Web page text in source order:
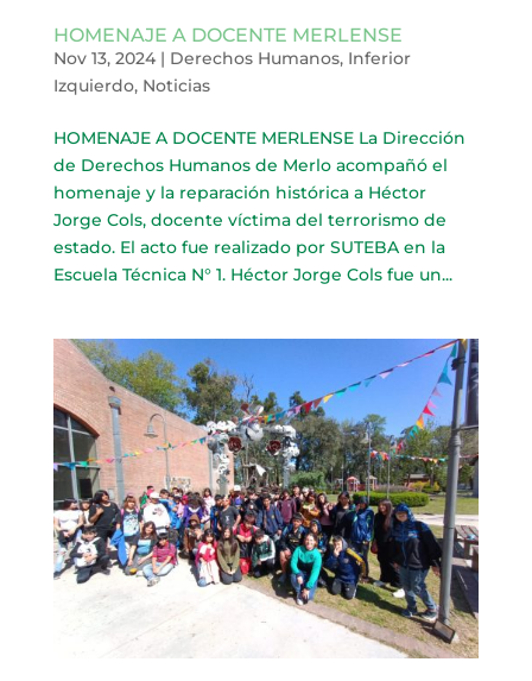
HOMENAJE A DOCENTE MERLENSE
Nov 13, 2024| Derechos Humanos, Inferior
Izquierdo, Noticias
HOMENAJE A DOCENTE MERLENSE La Dirección
de Derechos Humanos de Merlo acompañó el
homenaje y la reparación histórica a Héctor
Jorge Cols, docente víctima del terrorismo de
estado. El acto fue realizado por SUTEBA en la
Escuela Técnica N° 1. Héctor Jorge Cols fue un...